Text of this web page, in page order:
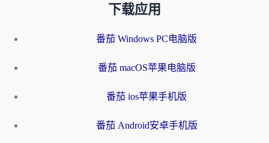
下载应用
番茄 Windows PC电脑版
番茄 macOS苹果电脑版
番茄 ios苹果手机版
番茄 Android安卓手机版